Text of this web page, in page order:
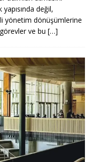
değil,
yönetim dönüşümlerine
ve bu […]